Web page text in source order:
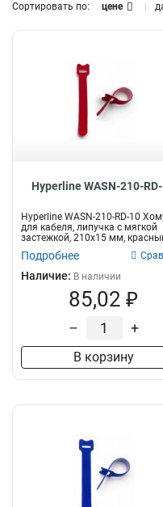
Сортировать по: цене
Hyperline WASN-210-
Hyperline WASN-210-RD-10
для кабеля, липучка с мягкой
застежкой, 210x15 мм,
Подробнее
Наличие: В наличии
85,02 ₽
– +
В корзину